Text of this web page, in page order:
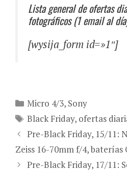
Lista general de ofertas
fotográficos (1 email al
[wysija_form id=»1″]
Categorías
Micro 4/3, Sony
Etiquetas
Black Friday, ofertas
Pre-Black Friday, 15/11:
Zeiss 16-70mm f/4, baterías
Pre-Black Friday, 17/11: